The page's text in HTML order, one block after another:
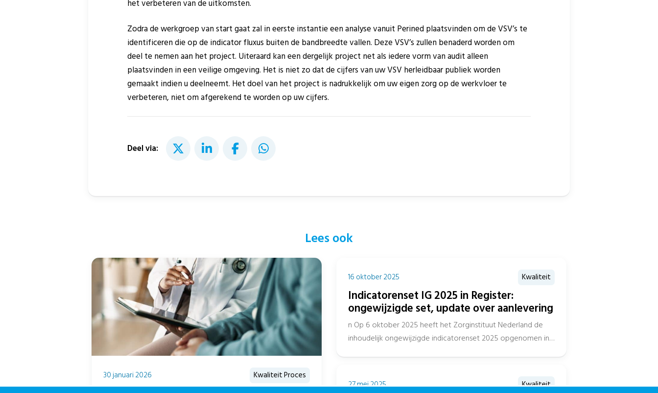
het verbeteren van de uitkomsten.
Zodra de werkgroep van start gaat zal in eerste instantie een analyse vanuit Perined plaatsvinden om de VSV’s te
identificeren die op de indicator fluxus buiten de bandbreedte vallen. Deze VSV’s zullen benaderd worden om
deel te nemen aan het project. Uiteraard kan een dergelijk project net als iedere vorm van audit alleen
plaatsvinden in een veilige omgeving. Het is niet zo dat de cijfers van uw VSV herleidbaar publiek worden
gemaakt indien u deelneemt. Het doel van het project is nadrukkelijk om uw eigen zorg op de werkvloer te
verbeteren, niet om afgerekend te worden op uw cijfers.
Deel via:
Lees ook
30 januari 2026 Kwaliteit Proces
16 oktober 2025 Kwaliteit
Indicatorenset IG 2025 in Register:
ongewijzigde set, update over aanlevering
n Op 6 oktober 2025 heeft het Zorginstituut Nederland de
inhoudelijk ongewijzigde indicatorenset 2025 opgenomen in
27 mei 2025 Kwaliteit